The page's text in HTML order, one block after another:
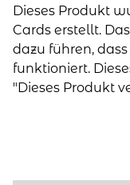
Dieses Produkt
Cards erstellt.
dazu führen,
funktioniert.
"Dieses Produkt